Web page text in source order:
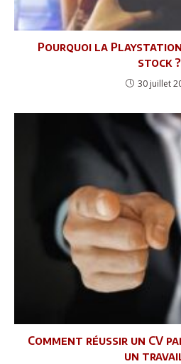
Pourquoi la Playstation
stock ?
30 juillet
Comment réussir un CV
un